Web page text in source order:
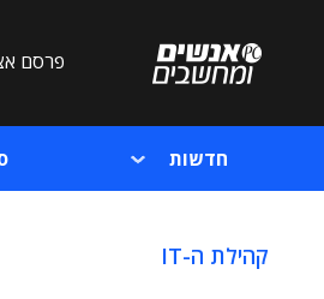
פרסם
חדשות
קהילת ה-IT